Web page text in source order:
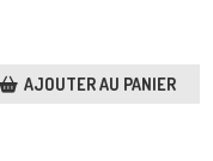
AJOUTER AU PANIER